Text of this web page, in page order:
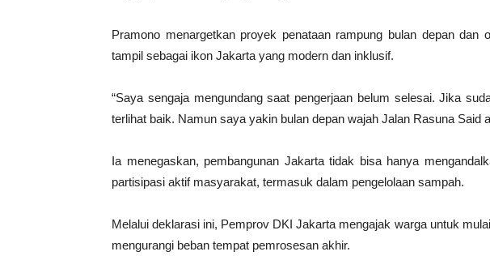
Pramono menargetkan proyek penataan rampung bulan depan dan
tampil sebagai ikon Jakarta yang modern dan inklusif.
“Saya sengaja mengundang saat pengerjaan belum selesai. Jika
terlihat baik. Namun saya yakin bulan depan wajah Jalan Rasuna Said
Ia menegaskan, pembangunan Jakarta tidak bisa hanya
partisipasi aktif masyarakat, termasuk dalam pengelolaan sampah.
Melalui deklarasi ini, Pemprov DKI Jakarta mengajak warga untuk
mengurangi beban tempat pemrosesan akhir.